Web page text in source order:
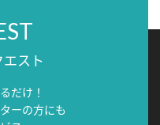
スト
だけ！
ーの方にも